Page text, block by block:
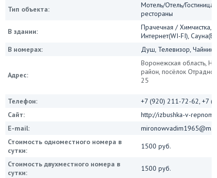
Тип объекта:
Мотель/Отель/
рестораны
В здании:
Прачечная / Химчистка,
Интернет(WI-FI),
В номерах:
Душ, Телевизор, Чайник,
Адрес:
Воронежская область,
район, посёлок
25
Телефон:
+7 (920) 211-72-62, +7
Сайт:
http://izbushka-v-
E-mail:
Стоимость одноместного номера в
сутки:
1500 руб.
Стоимость двухместного номера в
сутки:
1500 руб.